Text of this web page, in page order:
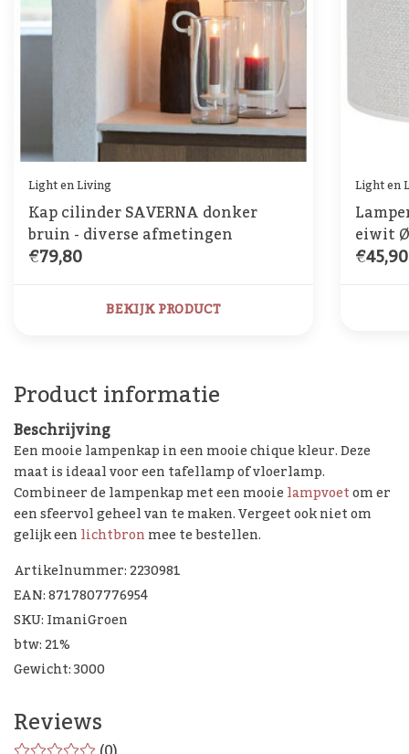
Light en Living
Kap cilinder SAVERNA donker
bruin - diverse afmetingen
€79,80
BEKIJK PRODUCT
Light en
eiwit
€45,90
Product informatie
Beschrijving
Een mooie lampenkap in een mooie chique kleur. Deze
maat is ideaal voor een tafellamp of vloerlamp.
Combineer de lampenkap met een mooielampvoetom er
een sfeervol geheel van te maken. Vergeet ook niet om
gelijk eenlichtbronmee te bestellen.
Artikelnummer: 2230981
EAN: 8717807776954
SKU: ImaniGroen
btw: 21%
Gewicht: 3000
Reviews